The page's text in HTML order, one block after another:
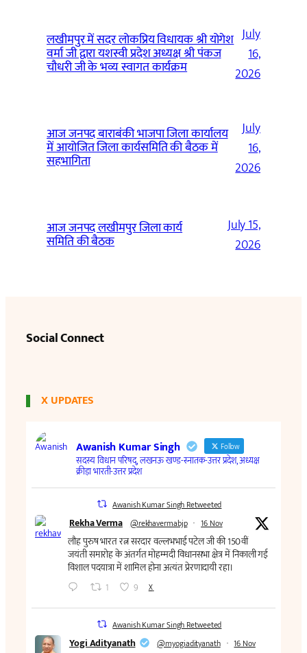
लखीमपुर में सदर लोकप्रिय विधायक श्री योगेश
वर्मा जी द्वारा यशस्वी प्रदेश अध्यक्ष श्री पंकज
चौधरी जी के भव्य स्वागत कार्यक्रम
July
16,
2026
आज जनपद बाराबंकी भाजपा जिला कार्यालय
में आयोजित जिला कार्यसमिति की बैठक में
सहभागिता
July
16,
2026
आज जनपद लखीमपुर जिला कार्य
समिति की बैठक
July 15,
2026
Social Connect
X UPDATES